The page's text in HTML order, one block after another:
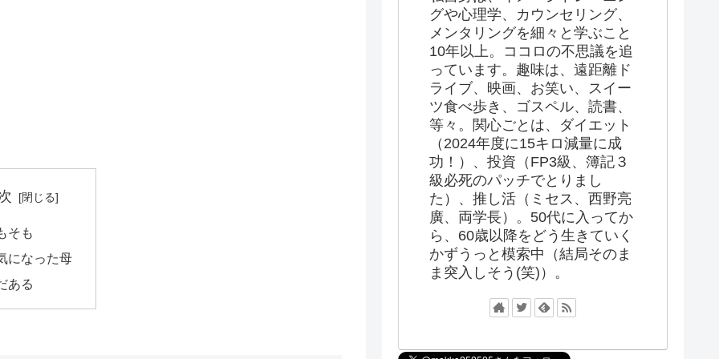
そも
になった母
ある
グや心理学、カウンセリング、
メンタリングを細々と学ぶこと
10年以上。ココロの不思議を追
っています。趣味は、遠距離ド
ライブ、映画、お笑い、スイー
ツ食べ歩き、ゴスペル、読書、
等々。関心ごとは、ダイエット
（2024年度に15キロ減量に成
功！）、投資（FP3級、簿記３
級必死のパッチでとりまし
た）、推し活（ミセス、西野亮
廣、両学長）。50代に入ってか
ら、60歳以降をどう生きていく
かずうっと模索中（結局そのま
ま突入しそう(笑)）。